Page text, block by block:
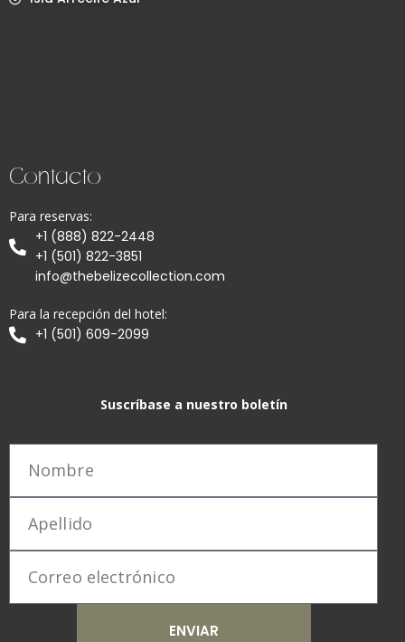
Contacto
Para reservas:
+1 (888) 822-2448
+1 (501) 822-3851
info@thebelizecollection.com
Para la recepción del hotel:
+1 (501) 609-2099
Suscríbase a nuestro boletín
ENVIAR